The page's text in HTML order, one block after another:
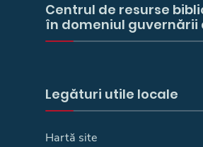
Centrul de resurse
în domeniul guvernării
Legături utile locale
Hartă site